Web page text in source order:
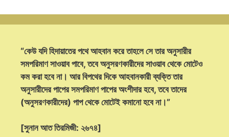
“কেউ যদি হিদায়াতের পথে আহবান করে তাহলে সে তার অনুসারীর
সমপরিমাণ সাওয়াব পাবে, তবে অনুসরণকারীদের সাওয়াব থেকে মোটেও
কম করা হবে না। আর বিপথের দিকে আহবানকারী ব্যক্তি তার
অনুসারীদের পাপের সমপরিমাণ পাপের অংশীদার হবে, তবে তাদের
(অনুসরণকারীদের) পাপ থেকে মোটেই কমানো হবে না।”
[সুনান আত তিরমিজী: ২৬৭৪]